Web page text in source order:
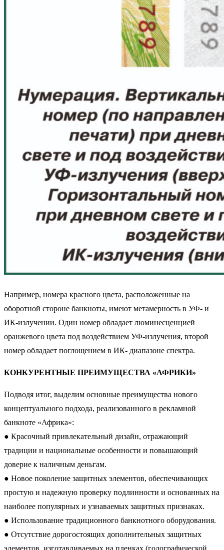
Например, номера красного цвета, расположенные на
оборотной стороне банкноты, имеют метамерность в УФ- и
ИК-излучении. Один номер обладает люминесценцией
оранжевого цвета под воздействием УФ-излучения, второй
номер обладает поглощением в ИК- диапазоне спектра.
КОНКУРЕНТНЫЕ ПРЕИМУЩЕСТВА «АФРИКИ»
Подводя итог, выделим основные преимущества нового
концептуального подхода, реализованного в рекламной
банкноте «Африка»:
● Красочный привлекательный дизайн, отражающий
традиции и национальные особенности и повышающий
доверие к наличным деньгам.
● Новое поколение защитных элементов, обеспечивающих
простую и надежную проверку подлинности и основанных на
наиболее популярных и узнаваемых защитных признаках.
● Использование традиционного банкнотного оборудования.
● Отсутствие дорогостоящих дополнительных защитных
элементов, изготавливаемых на пленках (голографической